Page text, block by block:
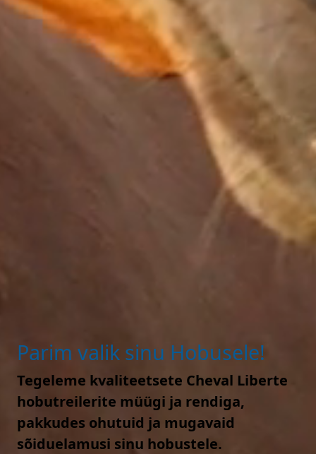
Parim valik sinu Hobusele!
Tegeleme kvaliteetsete Cheval Liberte
hobutreilerite müügi ja rendiga,
pakkudes ohutuid ja mugavaid
sõiduelamusi sinu hobustele.